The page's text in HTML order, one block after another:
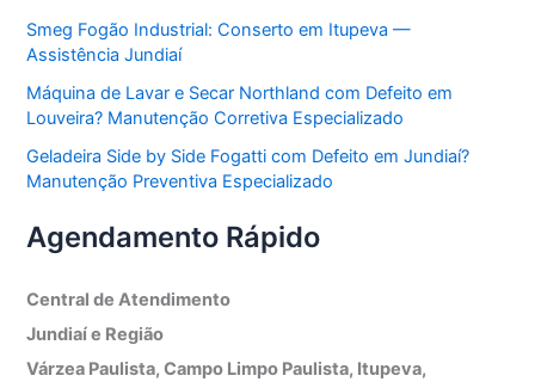
Smeg Fogão Industrial: Conserto em Itupeva —
Assistência Jundiaí
Máquina de Lavar e Secar Northland com Defeito em
Louveira? Manutenção Corretiva Especializado
Geladeira Side by Side Fogatti com Defeito em Jundiaí?
Manutenção Preventiva Especializado
Agendamento Rápido
Central de Atendimento
Jundiaí e Região
Várzea Paulista, Campo Limpo Paulista, Itupeva,